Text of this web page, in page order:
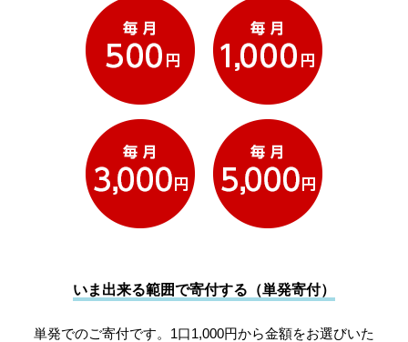
いま出来る範囲で寄付する（単発寄付）
単発でのご寄付です。1口1,000円から金額をお選びいた